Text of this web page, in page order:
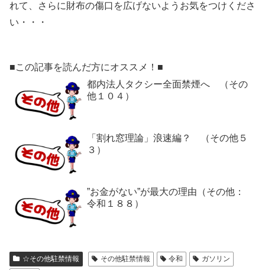
れて、さらに財布の傷口を広げないようお気をつけくださ
い・・・
■この記事を読んだ方にオススメ！■
都内法人タクシー全面禁煙へ （その
他１０４）
「割れ窓理論」浪速編？ （その他５
３）
”お金がない”が最大の理由（その他：
令和１８８）
☆その他駐禁情報 その他駐禁情報 令和
ガソリン